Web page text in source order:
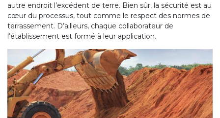
autre endroit l’excédent de terre. Bien sûr, la sécurité est au
cœur du processus, tout comme le respect des normes de
terrassement. D’ailleurs, chaque collaborateur de
l’établissement est formé à leur application.